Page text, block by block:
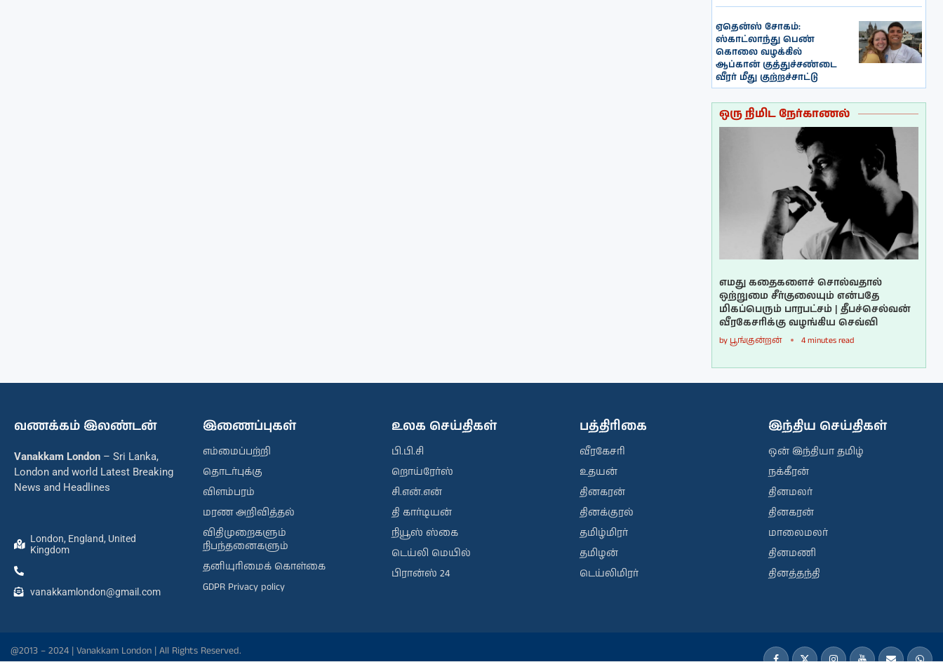
ஏதென்ஸ் சோகம்:
ஸ்காட்லாந்து பெண்
கொலை வழக்கில்
ஆப்கான் குத்துச்சண்டை
வீரர் மீது குற்றச்சாட்டு
ஒரு நிமிட நேர்காணல்
எமது கதைகளைச் சொல்வதால்
ஒற்றுமை சீர்குலையும் என்பதே
மிகப்பெரும் பாரபட்சம் | தீபச்செல்வன்
வீரகேசரிக்கு வழங்கிய செவ்வி
by பூங்குன்றன் 4 minutes read
வணக்கம் இலண்டன்
Vanakkam London – Sri Lanka,
London and world Latest Breaking
News and Headlines
London, England, United
Kingdom
vanakkamlondon@gmail.com
இணைப்புகள்
எம்மைப்பற்றி
தொடர்புக்கு
விளம்பரம்
மரண அறிவித்தல்
விதிமுறைகளும்
நிபந்தனைகளும்
தனியுரிமைக் கொள்கை
GDPR Privacy policy
உலக செய்திகள்
பி.பி.சி
றொய்ரேர்ஸ்
சி.என்.என்
தி கார்டியன்
நியூஸ் ஸ்கை
டெய்லி மெயில்
பிரான்ஸ் 24
பத்திரிகை
வீரகேசரி
உதயன்
தினகரன்
தினக்குரல்
தமிழ்மிரர்
தமிழன்
டெய்லிமிரர்
இந்திய செய்திகள்
ஒன் இந்தியா தமிழ்
நக்கீரன்
தினமலர்
தினகரன்
மாலைமலர்
தினமணி
தினத்தந்தி
@2013 – 2024 | Vanakkam London | All Rights Reserved.